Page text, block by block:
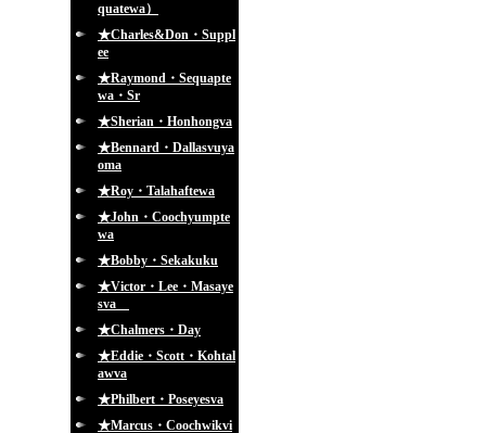
quatewa）
★Charles&Don・Suppl
ee
★Raymond・Sequapte
wa・Sr
★Sherian・Honhongva
★Bennard・Dallasvuya
oma
★Roy・Talahaftewa
★John・Coochyumpte
wa
★Bobby・Sekakuku
★Victor・Lee・Masaye
sva
★Chalmers・Day
★Eddie・Scott・Kohtal
awva
★Philbert・Poseyesva
★Marcus・Coochwikvi